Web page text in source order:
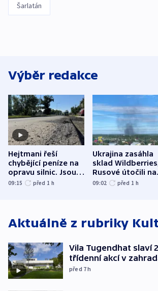
Šarlatán
Výběr redakce
Hejtmani řeší
chybějící peníze na
opravu silnic. Jsou
nenárokové, namítá
09:15 před 1 h
Ukrajina zasáhla
sklad
Rusové útočili na
trh, hasiče či
09:02 před 1 h
Aktuálně z rubriky
Vila Tugendhat slaví
třídenní akcí v
před 7h